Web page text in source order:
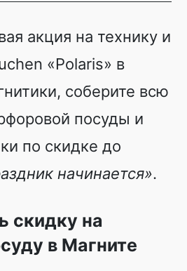
акция на технику и
«Polaris» в
соберите всю
посуды и
по скидке до
начинается».
скидку на
в Магните